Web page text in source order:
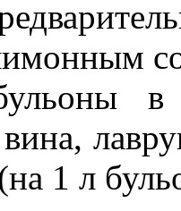
в
вина,
1 л